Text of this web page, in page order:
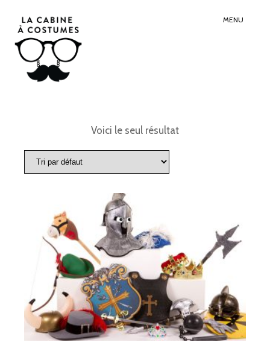
MENU
Voici le seul résultat